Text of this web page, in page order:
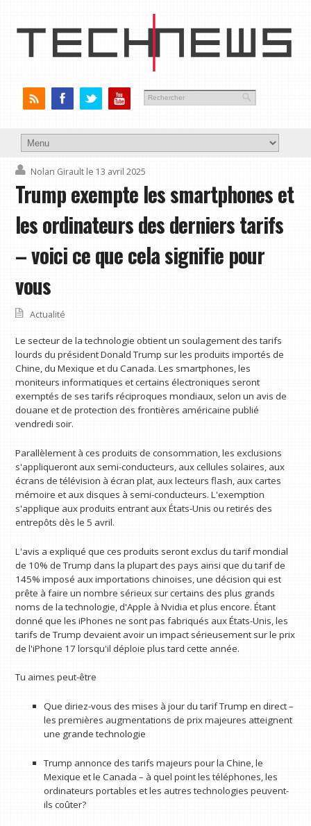
Nolan Girault le 13 avril 2025
Trump exempte les smartphones et
les ordinateurs des derniers tarifs
– voici ce que cela signifie pour
vous
Actualité
Le secteur de la technologie obtient un soulagement des tarifs
lourds du président Donald Trump sur les produits importés de
Chine, du Mexique et du Canada. Les smartphones, les
moniteurs informatiques et certains électroniques seront
exemptés de ses tarifs réciproques mondiaux, selon un avis de
douane et de protection des frontières américaine publié
vendredi soir.
Parallèlement à ces produits de consommation, les exclusions
s'appliqueront aux semi-conducteurs, aux cellules solaires, aux
écrans de télévision à écran plat, aux lecteurs flash, aux cartes
mémoire et aux disques à semi-conducteurs. L'exemption
s'applique aux produits entrant aux États-Unis ou retirés des
entrepôts dès le 5 avril.
L'avis a expliqué que ces produits seront exclus du tarif mondial
de 10% de Trump dans la plupart des pays ainsi que du tarif de
145% imposé aux importations chinoises, une décision qui est
prête à faire un nombre sérieux sur certains des plus grands
noms de la technologie, d'Apple à Nvidia et plus encore. Étant
donné que les iPhones ne sont pas fabriqués aux États-Unis, les
tarifs de Trump devaient avoir un impact sérieusement sur le prix
de l'iPhone 17 lorsqu'il déploie plus tard cette année.
Tu aimes peut-être
Que diriez-vous des mises à jour du tarif Trump en direct –
les premières augmentations de prix majeures atteignent
une grande technologie
Trump annonce des tarifs majeurs pour la Chine, le
Mexique et le Canada – à quel point les téléphones, les
ordinateurs portables et les autres technologies peuvent-
ils coûter?